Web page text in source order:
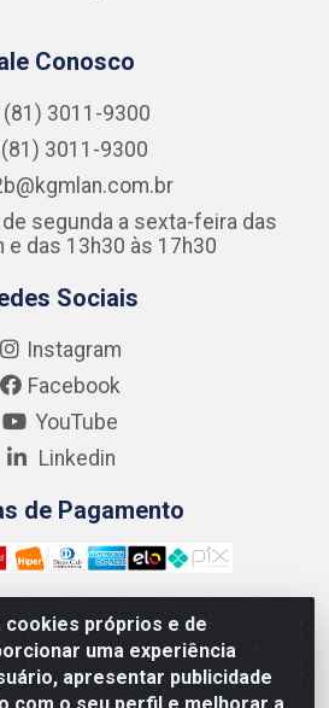
próprios e de
uma experiência
apresentar publicidade
Conosco
(81) 3011-9300
(81) 3011-9300
segunda a sexta-feira das
e das 13h30 às 17h30
Sociais
Instagram
Facebook
YouTube
Linkedin
de Pagamento
- CNPJ 18.217.682/0001-54 -
Cavalcante, 58 - Bultrins, Olinda/PE
CEP 53320-110